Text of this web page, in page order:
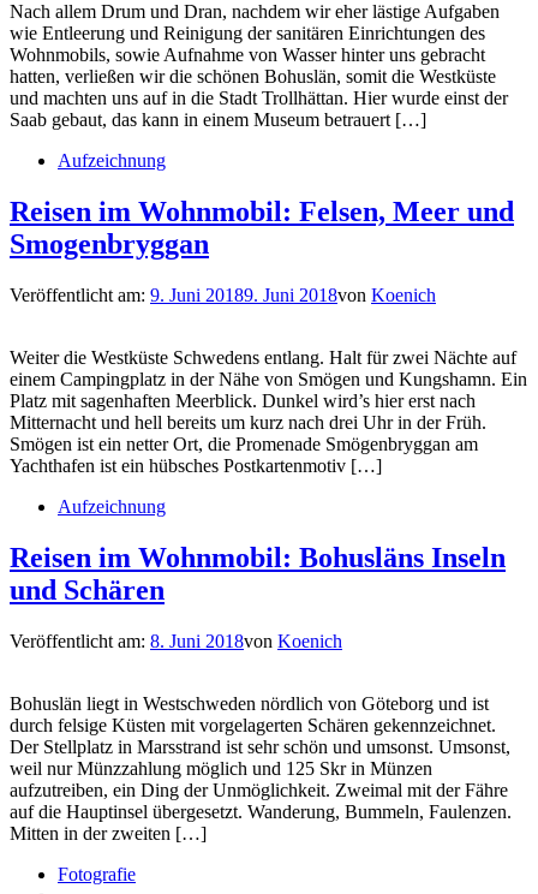
Nach allem Drum und Dran, nachdem wir eher lästige Aufgaben
wie Entleerung und Reinigung der sanitären Einrichtungen des
Wohnmobils, sowie Aufnahme von Wasser hinter uns gebracht
hatten, verließen wir die schönen Bohuslän, somit die Westküste
und machten uns auf in die Stadt Trollhättan. Hier wurde einst der
Saab gebaut, das kann in einem Museum betrauert […]
Aufzeichnung
Reisen im Wohnmobil: Felsen, Meer und
Smogenbryggan
Veröffentlicht am: 9. Juni 20189. Juni 2018von Koenich
Weiter die Westküste Schwedens entlang. Halt für zwei Nächte auf
einem Campingplatz in der Nähe von Smögen und Kungshamn. Ein
Platz mit sagenhaften Meerblick. Dunkel wird’s hier erst nach
Mitternacht und hell bereits um kurz nach drei Uhr in der Früh.
Smögen ist ein netter Ort, die Promenade Smögenbryggan am
Yachthafen ist ein hübsches Postkartenmotiv […]
Aufzeichnung
Reisen im Wohnmobil: Bohusläns Inseln
und Schären
Veröffentlicht am: 8. Juni 2018von Koenich
Bohuslän liegt in Westschweden nördlich von Göteborg und ist
durch felsige Küsten mit vorgelagerten Schären gekennzeichnet.
Der Stellplatz in Marsstrand ist sehr schön und umsonst. Umsonst,
weil nur Münzzahlung möglich und 125 Skr in Münzen
aufzutreiben, ein Ding der Unmöglichkeit. Zweimal mit der Fähre
auf die Hauptinsel übergesetzt. Wanderung, Bummeln, Faulenzen.
Mitten in der zweiten […]
Fotografie